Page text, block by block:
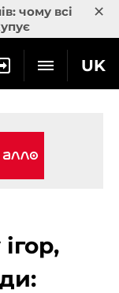
чому всі
×
UK